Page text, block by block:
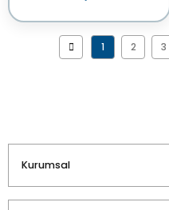
1 2 3
Kurumsal